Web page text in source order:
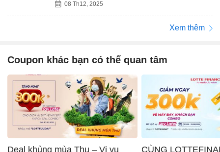
08 Th12, 2025
Xem thêm
Coupon khác bạn có thể quan tâm
Deal khủng mùa Thu – Vi vu
CÙNG